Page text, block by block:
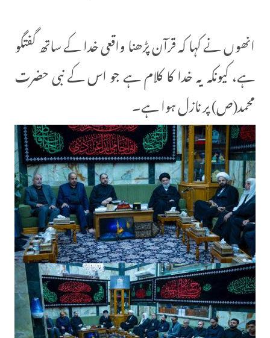
انھوں نے کہا کہ قرآن پڑھنا واقعی خدا کے ساتھ گفتگو
ہے، کیونکہ یہ خدا کا کلام ہے جو اس کے نبی حضرت
محمد(ص) پر نازل ہوا ہے۔